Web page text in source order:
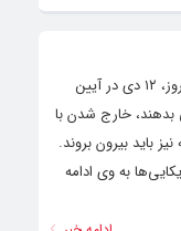
به گزارش پایگاه خبری تحلیلی “خبرخوی” به نقل از ایکنا، سردار رمضان شریف، سخنگوی سپاه پاسداران انقلاب اسلامی، امروز، ۱۲ دی در آیین
بدهند، خارج شدن با
باید بیرون بروند.
به وی ادامه